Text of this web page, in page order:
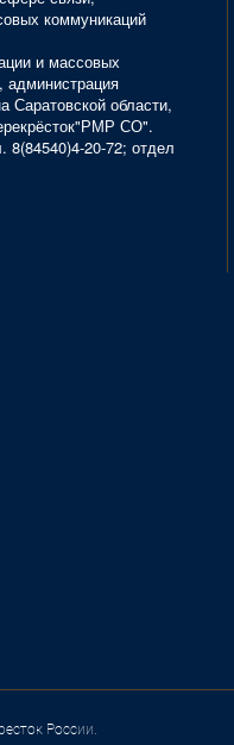
коммуникаций
и массовых
администрация
Саратовской области,
СО".
20-72; отдел
России.